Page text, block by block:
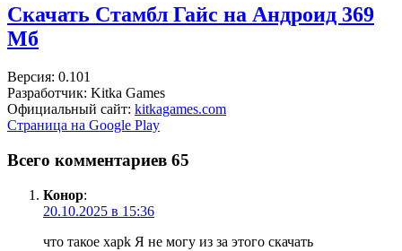
Скачать Стамбл Гайс на Андроид 369
Мб
Версия: 0.101
Разработчик: Kitka Games
Официальный сайт: kitkagames.com
Страница на Google Play
Всего комментариев 65
Конор:
20.10.2025 в 15:36
что такое xapk Я не могу из за этого скачать